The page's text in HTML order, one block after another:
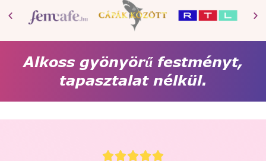
Alkoss gyönyörű festményt,
tapasztalat nélkül.